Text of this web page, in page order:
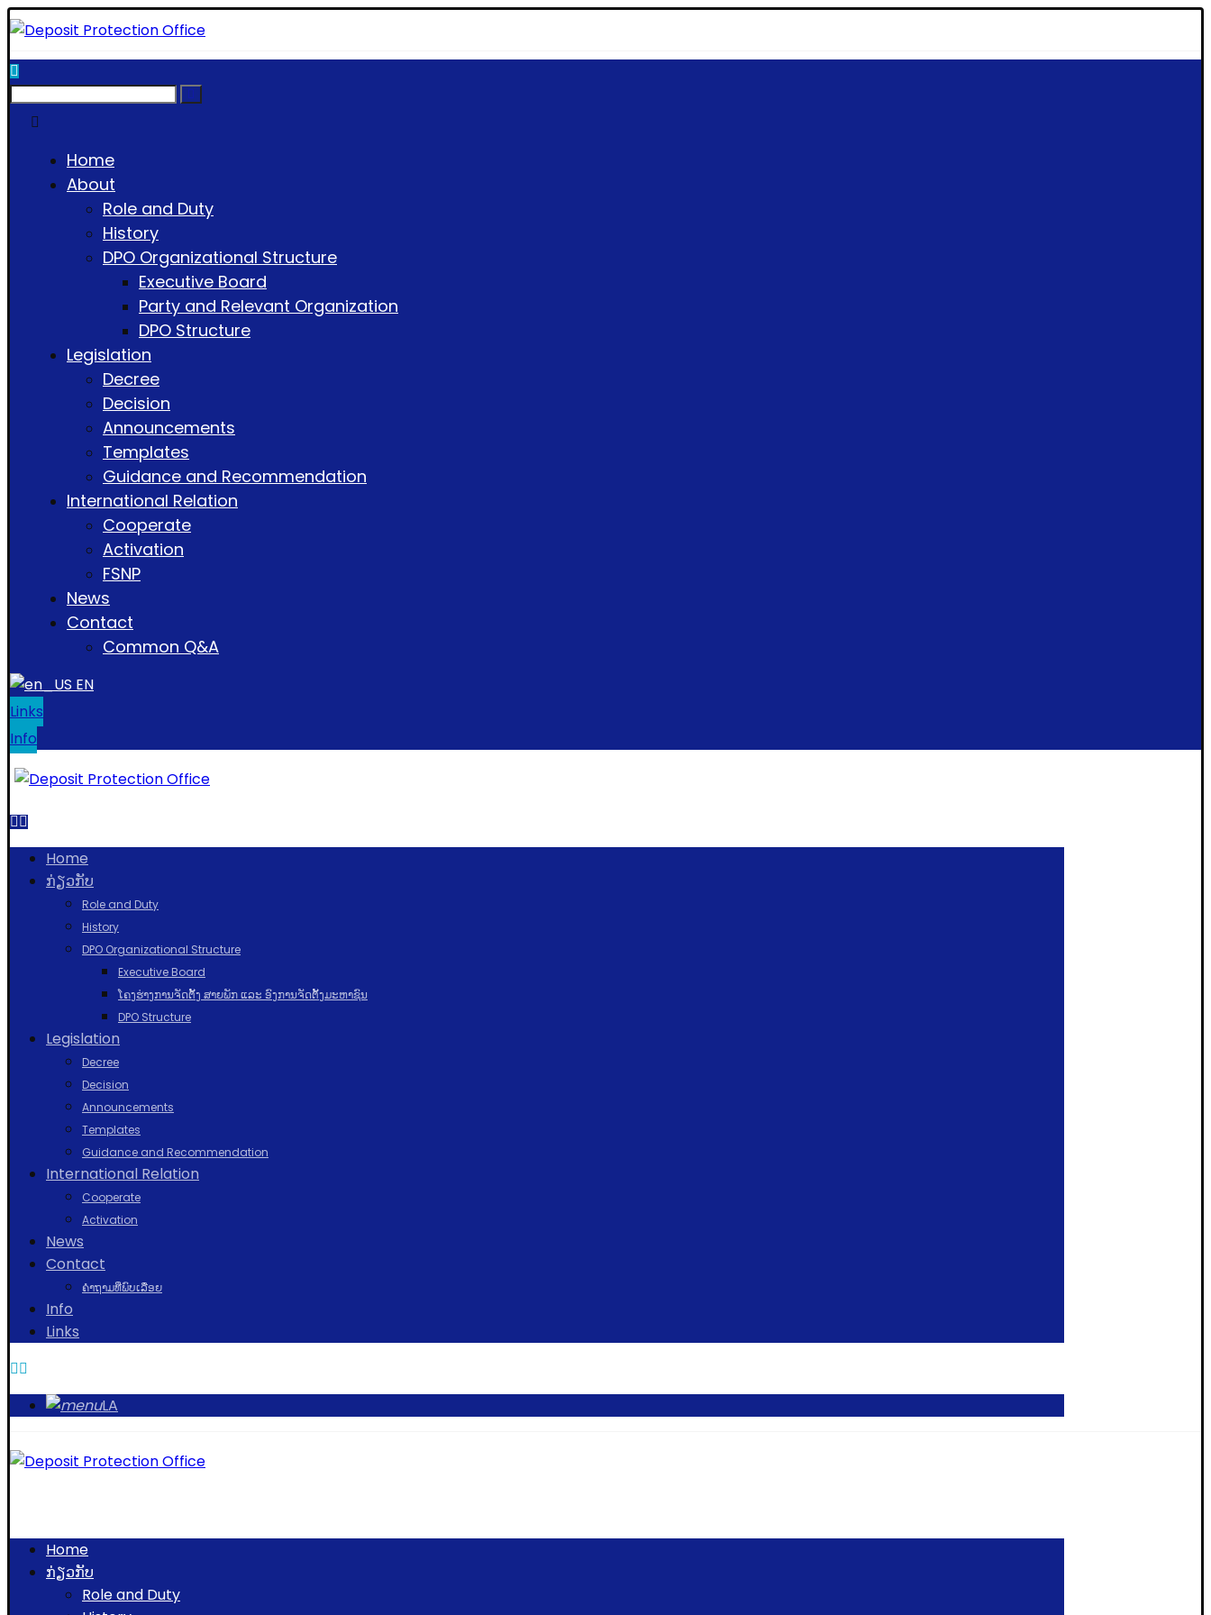
Home
About
Role and Duty
History
DPO Organizational Structure
Executive Board
Party and Relevant Organization
DPO Structure
Legislation
Decree
Decision
Announcements
Templates
Guidance and Recommendation
International Relation
Cooperate
Activation
FSNP
News
Contact
Common Q&A
EN
Links
Info
Home
ກ່ຽວກັບ
Role and Duty
History
DPO Organizational Structure
Executive Board
ໂຄງຮ່າງການຈັດຕັ້ງ ສາຍພັກ ແລະ ອົງການຈັດຕັ້ງມະຫາຊົນ
DPO Structure
Legislation
Decree
Decision
Announcements
Templates
Guidance and Recommendation
International Relation
Cooperate
Activation
News
Contact
ຄຳຖາມທີ່ພົບເລື່ອຍ
Info
Links
LA
Home
ກ່ຽວກັບ
Role and Duty